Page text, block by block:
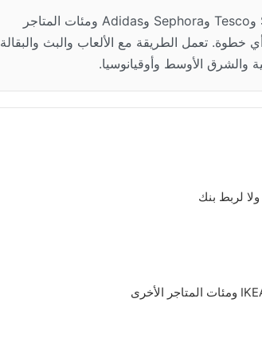
يغطي هذا الدليل بالضبط كيفية التسوق في Amazon وNetflix وSteam وTesco وSephora وAdidas ومئات المتاجر
تعمل الطريقة مع الألعاب والبث والبقالة
والشرق الأوسط وأوقيانوسيا.
لربط بنك